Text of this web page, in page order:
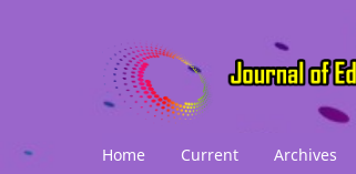
Home Current Archives